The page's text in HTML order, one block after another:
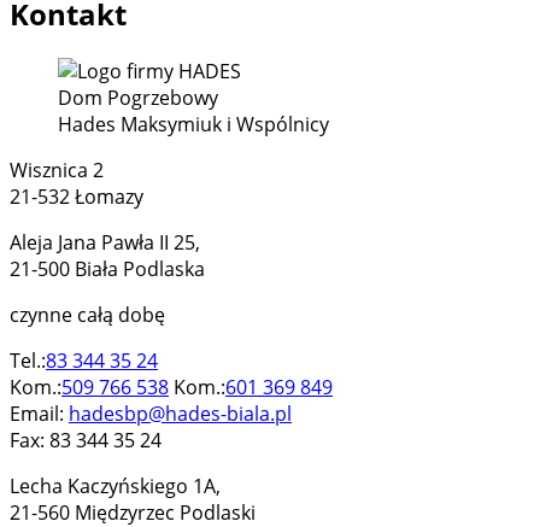
Kontakt
Dom Pogrzebowy
Hades Maksymiuk i Wspólnicy
Wisznica 2
21-532 Łomazy
Aleja Jana Pawła II 25,
21-500 Biała Podlaska
czynne całą dobę
Tel.:83 344 35 24
Kom.:509 766 538 Kom.:601 369 849
Email: hadesbp@hades-biala.pl
Fax: 83 344 35 24
Lecha Kaczyńskiego 1A,
21-560 Międzyrzec Podlaski